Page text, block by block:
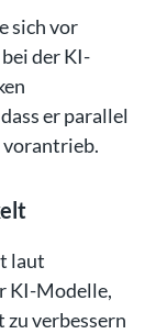
sich vor
der KI-
er parallel
vorantrieb.
laut
KI-Modelle,
zu verbessern